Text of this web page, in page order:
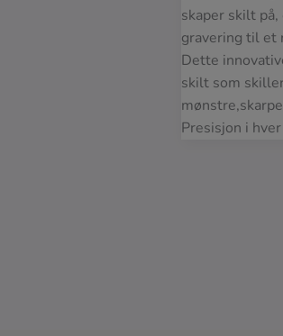
skaper skilt
gravering til et
Dette
skilt som
Presisjon i